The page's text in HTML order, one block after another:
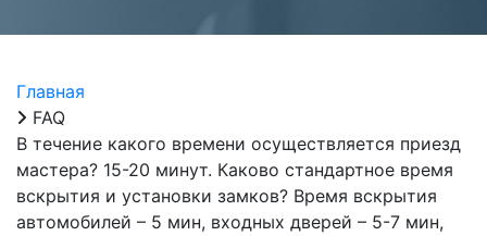
Главная
FAQ
В течение какого времени осуществляется приезд
мастера? 15-20 минут. Каково стандартное время
вскрытия и установки замков? Время вскрытия
автомобилей – 5 мин, входных дверей – 5-7 мин,